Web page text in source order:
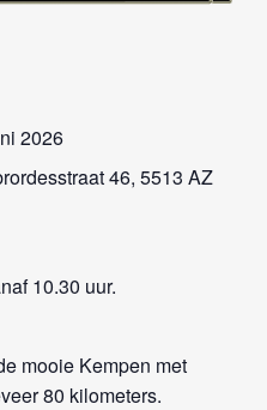
2026
46, 5513 AZ
10.30 uur.
mooie Kempen met
80 kilometers.